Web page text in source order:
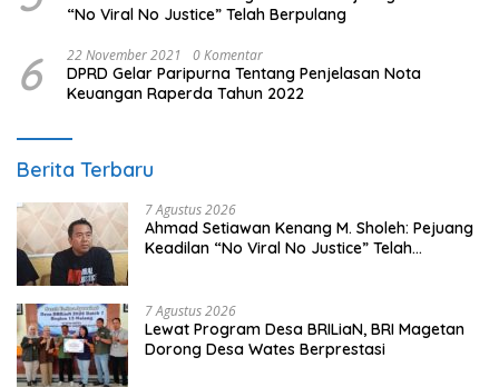
“No Viral No Justice” Telah Berpulang
6 22 November 2021 0 Komentar
DPRD Gelar Paripurna Tentang Penjelasan Nota
Keuangan Raperda Tahun 2022
Berita Terbaru
7 Agustus 2026
Ahmad Setiawan Kenang M. Sholeh: Pejuang
Keadilan “No Viral No Justice” Telah
7 Agustus 2026
Lewat Program Desa BRILiaN, BRI Magetan
Dorong Desa Wates Berprestasi